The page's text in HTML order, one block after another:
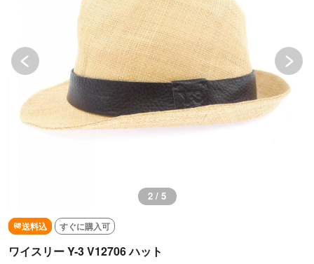
2 / 5
送料込 すぐに購入可
ワイスリー Y-3 V12706 ハット